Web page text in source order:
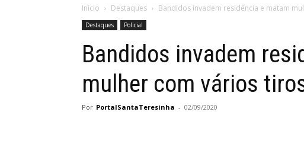
Início Destaques Bandidos invadem residência e matam
Destaques Policial
Bandidos invadem
mulher com vários
Por PortalSantaTeresinha - 02/09/2020